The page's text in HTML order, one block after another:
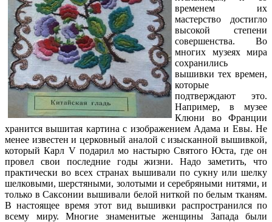
временем их
мастерство достигло
высокой степени
совершенства. Во
многих музеях мира
сохранились
вышивки тех времен,
которые
подтверждают это.
Например, в музее
Клюни во Франции
хранится вышитая картина с изображением Адама и Евы. Не
менее известен и церковный аналой с изысканной вышивкой,
который Карл V подарил мо настырю Святого Юста, где он
провел свои последние годы жизни. Надо заметить, что
практически во всех странах вышивали по сукну или шелку
шелковыми, шерстяными, золотыми и серебряными нитями, и
только в Саксонии вышивали белой ниткой по белым тканям.
В настоящее время этот вид вышивки распространился по
всему миру. Многие знаменитые женщины Запада были